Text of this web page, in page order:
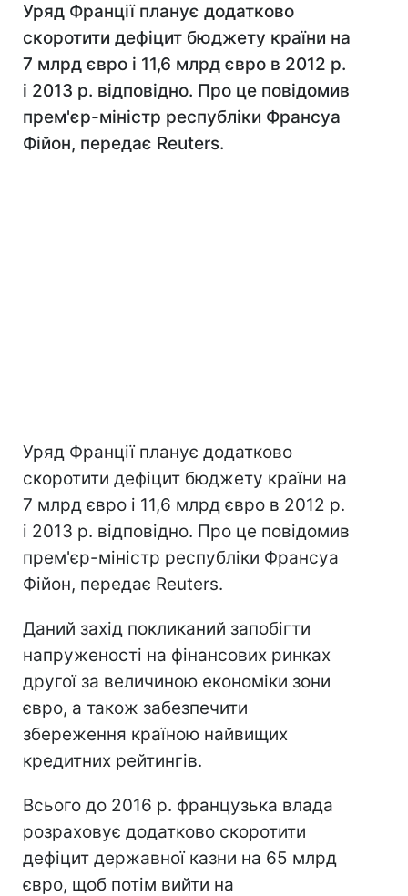
Уряд Франції планує додатково
скоротити дефіцит бюджету країни на
7 млрд євро і 11,6 млрд євро в 2012 р.
і 2013 р. відповідно. Про це повідомив
прем'єр-міністр республіки Франсуа
Фійон, передає Reuters.
Уряд Франції планує додатково
скоротити дефіцит бюджету країни на
7 млрд євро і 11,6 млрд євро в 2012 р.
і 2013 р. відповідно. Про це повідомив
прем'єр-міністр республіки Франсуа
Фійон, передає Reuters.
Даний захід покликаний запобігти
напруженості на фінансових ринках
другої за величиною економіки зони
євро, а також забезпечити
збереження країною найвищих
кредитних рейтингів.
Всього до 2016 р. французька влада
розраховує додатково скоротити
дефіцит державної казни на 65 млрд
євро, щоб потім вийти на